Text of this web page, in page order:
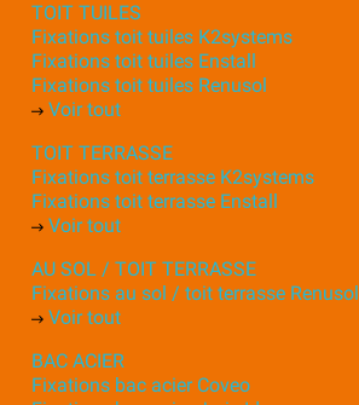
TOIT TUILES
Fixations toit tuiles K2systems
Fixations toit tuiles Enstall
Fixations toit tuiles Renusol
Voir tout
TOIT TERRASSE
Fixations toit terrasse K2systems
Fixations toit terrasse Enstall
Voir tout
AU SOL / TOIT TERRASSE
Fixations au sol / toit terrasse Renusol
Voir tout
BAC ACIER
Fixations bac acier Coveo